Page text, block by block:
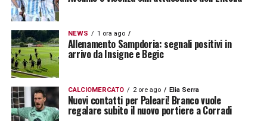
NEWS 1 ora ago
Allenamento Sampdoria: segnali positivi in
arrivo da Insigne e Begic
CALCIOMERCATO 2 ore ago Elia Serra
Nuovi contatti per Paleari! Branco vuole
regalare subito il nuovo portiere a Corradi